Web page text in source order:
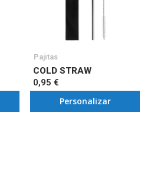
Pajitas
COLD STRAW
0,95 €
Personalizar